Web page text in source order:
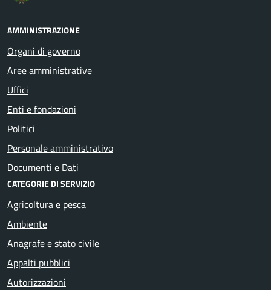
AMMINISTRAZIONE
Organi di governo
Aree amministrative
Uffici
Enti e fondazioni
Politici
Personale amministrativo
Documenti e Dati
CATEGORIE DI SERVIZIO
Agricoltura e pesca
Ambiente
Anagrafe e stato civile
Appalti pubblici
Autorizzazioni